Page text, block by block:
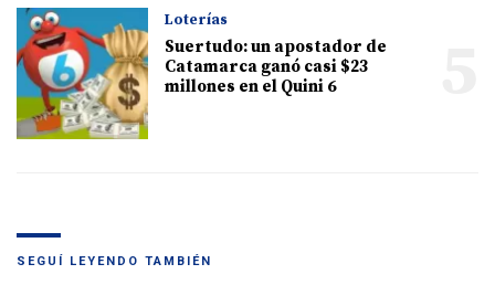
Loterías
Suertudo: un apostador de
Catamarca ganó casi $23
millones en el Quini 6
SEGUÍ LEYENDO TAMBIÉN